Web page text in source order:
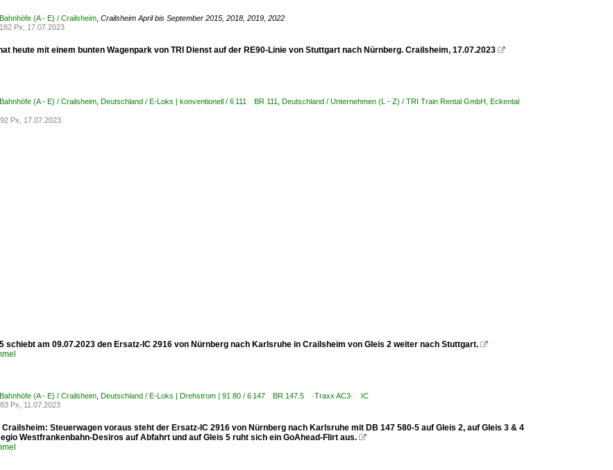
(A - E) / Crailsheim Crailsheim April bis September 2015, 2018, 2019, 2022
Px, 17.07.2023
heute mit einem bunten Wagenpark von TRI Dienst auf der RE90-Linie von Stuttgart nach Nürnberg. Crailsheim, 17.07.2023 
(A - E) / Crailsheim Deutschland / E-Loks | konventionell / 6 111 BR 111
Deutschland / Unternehmen (L - Z) / TRI Train Rental GmbH, Eckental
Px, 17.07.2023
schiebt am 09.07.2023 den Ersatz-IC 2916 von Nürnberg nach Karlsruhe in Crailsheim von Gleis 2 weiter nach Stuttgart. 
(A - E) / Crailsheim Deutschland / E-Loks | Drehstrom | 91 80 / 6 147 BR 147.5 ·Traxx AC3· IC
Px, 11.07.2023
Crailsheim: Steuerwagen voraus steht der Ersatz-IC 2916 von Nürnberg nach Karlsruhe mit DB 147 580-5 auf Gleis 2, auf Gleis 3 & 4
Westfrankenbahn-Desiros auf Abfahrt und auf Gleis 5 ruht sich ein GoAhead-Flirt aus. 